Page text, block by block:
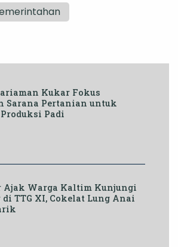
Kukar Fokus
Sarana Pertanian untuk
Padi
Ajak Warga Kaltim Kunjungi
TTG XI, Cokelat Lung Anai